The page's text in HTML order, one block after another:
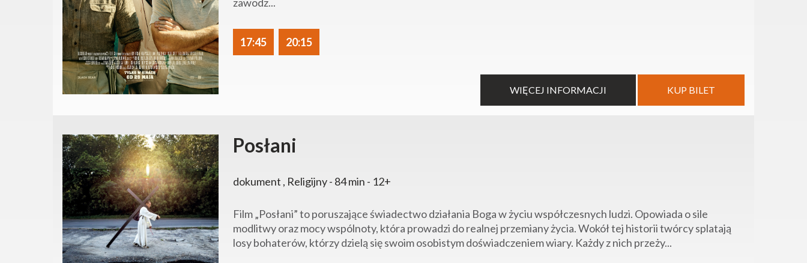
17:45 20:15
WIĘCEJ INFORMACJI KUP BILET
Posłani
dokument , Religijny - 84 min - 12+
Film „Posłani” to poruszające świadectwo działania Boga w życiu współczesnych ludzi. Opowiada o sile
modlitwy oraz mocy wspólnoty, która prowadzi do realnej przemiany życia. Wokół tej historii twórcy splatają
losy bohaterów, którzy dzielą się swoim osobistym doświadczeniem wiary. Każdy z nich przeży...